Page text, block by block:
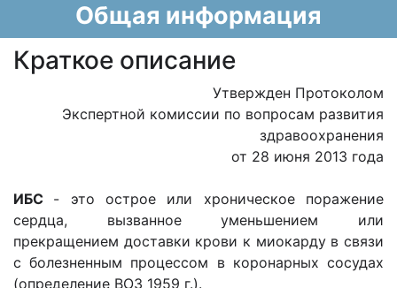
Общая информация
Краткое описание
Утвержден Протоколом
Экспертной комиссии по вопросам развития
здравоохранения
от 28 июня 2013 года
ИБС - это острое или хроническое поражение
сердца, вызванное уменьшением или
прекращением доставки крови к миокарду в связи
с болезненным процессом в коронарных сосудах
(определение ВОЗ 1959 г.).